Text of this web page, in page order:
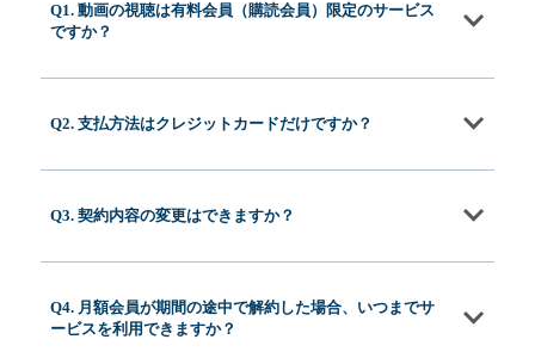
Q1. 動画の視聴は有料会員（購読会員）限定のサービス
ですか？
Q2. 支払方法はクレジットカードだけですか？
Q3. 契約内容の変更はできますか？
Q4. 月額会員が期間の途中で解約した場合、いつまでサ
ービスを利用できますか？